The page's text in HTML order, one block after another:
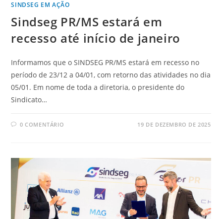
SINDSEG EM AÇÃO
Sindseg PR/MS estará em
recesso até início de janeiro
Informamos que o SINDSEG PR/MS estará em recesso no
período de 23/12 a 04/01, com retorno das atividades no dia
05/01. Em nome de toda a diretoria, o presidente do
Sindicato…
0 COMENTÁRIO 19 DE DEZEMBRO DE 2025